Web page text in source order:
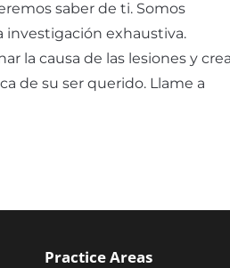
saber de ti. Somos
investigación exhaustiva.
la causa de las lesiones y
de su ser querido. Llame a
Practice Areas